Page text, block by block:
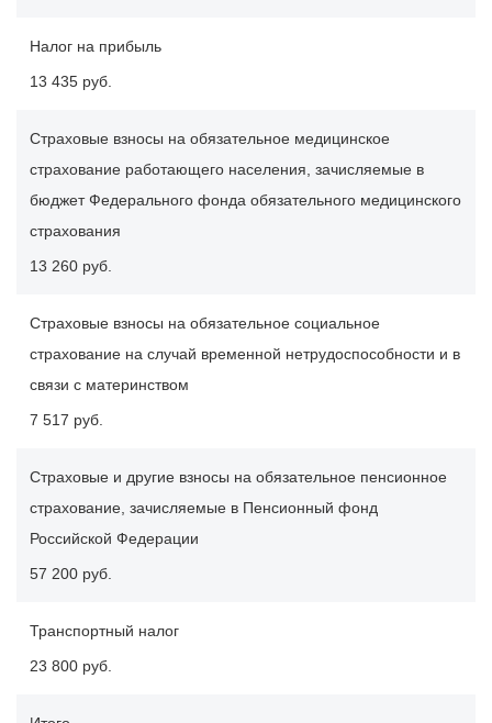
Налог на прибыль
13 435 руб.
Страховые взносы на обязательное медицинское
страхование работающего населения, зачисляемые в
бюджет Федерального фонда обязательного медицинского
страхования
13 260 руб.
Страховые взносы на обязательное социальное
страхование на случай временной нетрудоспособности и в
связи с материнством
7 517 руб.
Страховые и другие взносы на обязательное пенсионное
страхование, зачисляемые в Пенсионный фонд
Российской Федерации
57 200 руб.
Транспортный налог
23 800 руб.